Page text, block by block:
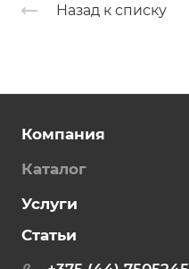
Назад к списку
Компания
Каталог
Услуги
Статьи